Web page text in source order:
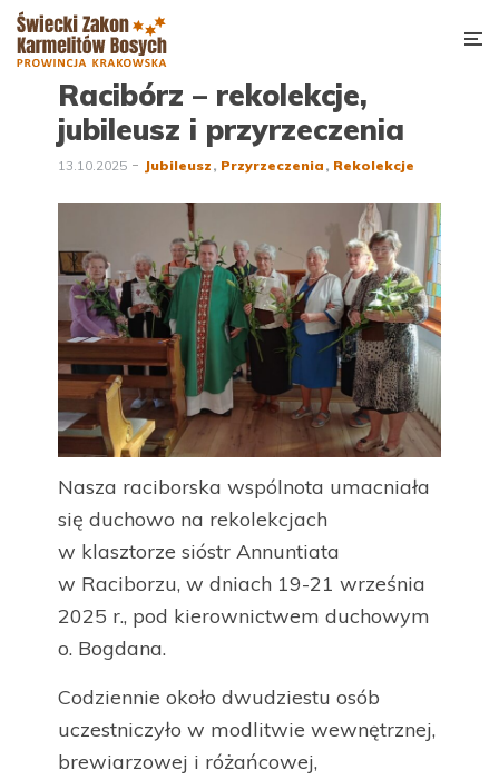
Racibórz – rekolekcje,
jubileusz i przyrzeczenia
13.10.2025 Jubileusz Przyrzeczenia Rekolekcje
Nasza raciborska wspólnota umacniała
się duchowo na rekolekcjach
w klasztorze sióstr Annuntiata
w Raciborzu, w dniach 19-21 września
2025 r., pod kierownictwem duchowym
o. Bogdana.
Codziennie około dwudziestu osób
uczestniczyło w modlitwie wewnętrznej,
brewiarzowej i różańcowej,